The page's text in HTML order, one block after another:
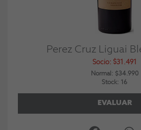
Perez Cruz Liguai
Socio: $31.491
Normal: $34.990
Stock: 16
EVALUAR